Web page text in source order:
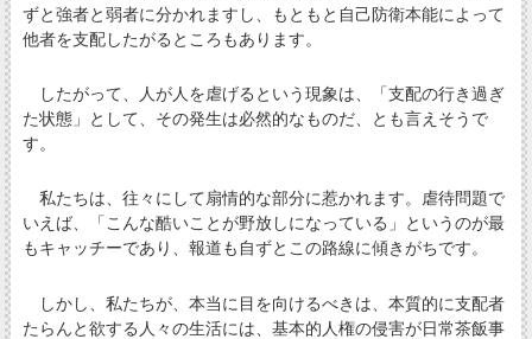
ずと強者と弱者に分かれますし、もともと自己防衛本能によって
他者を支配したがるところもあります。
したがって、人が人を虐げるという現象は、「支配の行き過ぎ
た状態」として、その発生は必然的なものだ、とも言えそうで
す。
私たちは、往々にして扇情的な部分に惹かれます。虐待問題で
いえば、「こんな酷いことが野放しになっている」というのが最
もキャッチーであり、報道も自ずとこの路線に傾きがちです。
しかし、私たちが、本当に目を向けるべきは、本質的に支配者
たらんと欲する人々の生活には、基本的人権の侵害が日常茶飯事